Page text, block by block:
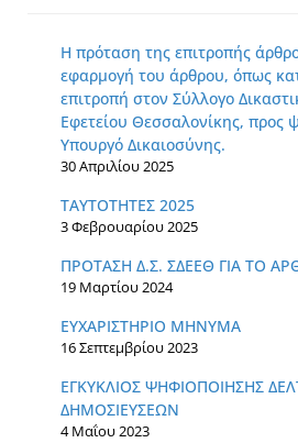
Η πρόταση της επιτροπής
εφαρμογή του άρθρου, όπως
επιτροπή στον Σύλλογο
Εφετείου Θεσσαλονίκης, προς
Υπουργό Δικαιοσύνης.
30 Απριλίου 2025
ΤΑΥΤΟΤΗΤΕΣ 2025
3 Φεβρουαρίου 2025
ΠΡΟΤΑΣΗ Δ.Σ. ΣΔΕΕΘ ΓΙΑ ΤΟ
19 Μαρτίου 2024
ΕΥΧΑΡΙΣΤΗΡΙΟ ΜΗΝΥΜΑ
16 Σεπτεμβρίου 2023
ΕΓΚΥΚΛΙΟΣ ΨΗΦΙΟΠΟΙΗΣΗΣ
ΔΗΜΟΣΙΕΥΣΕΩΝ
4 Μαΐου 2023